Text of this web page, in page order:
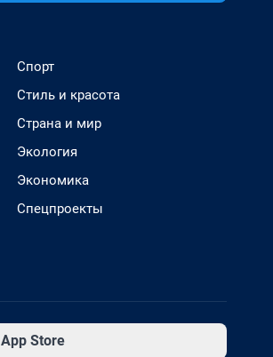
Спорт
Стиль и красота
Страна и мир
Экология
Экономика
Спецпроекты
App Store